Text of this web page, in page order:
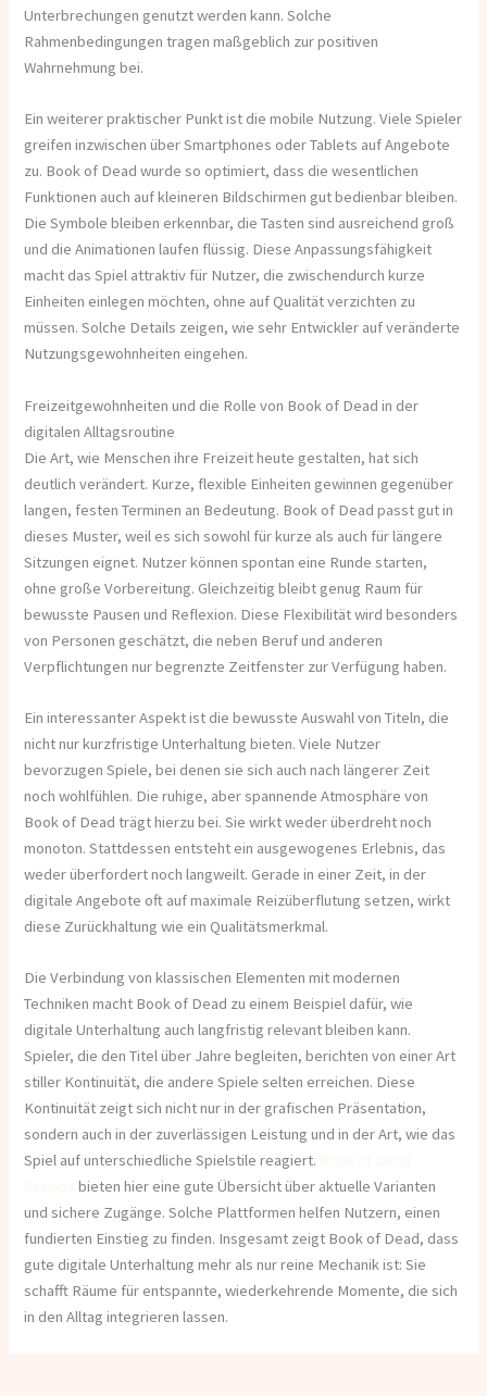
Unterbrechungen genutzt werden kann. Solche
Rahmenbedingungen tragen maßgeblich zur positiven
Wahrnehmung bei.
Ein weiterer praktischer Punkt ist die mobile Nutzung. Viele Spieler
greifen inzwischen über Smartphones oder Tablets auf Angebote
zu. Book of Dead wurde so optimiert, dass die wesentlichen
Funktionen auch auf kleineren Bildschirmen gut bedienbar bleiben.
Die Symbole bleiben erkennbar, die Tasten sind ausreichend groß
und die Animationen laufen flüssig. Diese Anpassungsfähigkeit
macht das Spiel attraktiv für Nutzer, die zwischendurch kurze
Einheiten einlegen möchten, ohne auf Qualität verzichten zu
müssen. Solche Details zeigen, wie sehr Entwickler auf veränderte
Nutzungsgewohnheiten eingehen.
Freizeitgewohnheiten und die Rolle von Book of Dead in der
digitalen Alltagsroutine
Die Art, wie Menschen ihre Freizeit heute gestalten, hat sich
deutlich verändert. Kurze, flexible Einheiten gewinnen gegenüber
langen, festen Terminen an Bedeutung. Book of Dead passt gut in
dieses Muster, weil es sich sowohl für kurze als auch für längere
Sitzungen eignet. Nutzer können spontan eine Runde starten,
ohne große Vorbereitung. Gleichzeitig bleibt genug Raum für
bewusste Pausen und Reflexion. Diese Flexibilität wird besonders
von Personen geschätzt, die neben Beruf und anderen
Verpflichtungen nur begrenzte Zeitfenster zur Verfügung haben.
Ein interessanter Aspekt ist die bewusste Auswahl von Titeln, die
nicht nur kurzfristige Unterhaltung bieten. Viele Nutzer
bevorzugen Spiele, bei denen sie sich auch nach längerer Zeit
noch wohlfühlen. Die ruhige, aber spannende Atmosphäre von
Book of Dead trägt hierzu bei. Sie wirkt weder überdreht noch
monoton. Stattdessen entsteht ein ausgewogenes Erlebnis, das
weder überfordert noch langweilt. Gerade in einer Zeit, in der
digitale Angebote oft auf maximale Reizüberflutung setzen, wirkt
diese Zurückhaltung wie ein Qualitätsmerkmal.
Die Verbindung von klassischen Elementen mit modernen
Techniken macht Book of Dead zu einem Beispiel dafür, wie
digitale Unterhaltung auch langfristig relevant bleiben kann.
Spieler, die den Titel über Jahre begleiten, berichten von einer Art
stiller Kontinuität, die andere Spiele selten erreichen. Diese
Kontinuität zeigt sich nicht nur in der grafischen Präsentation,
sondern auch in der zuverlässigen Leistung und in der Art, wie das
Spiel auf unterschiedliche Spielstile reagiert.
bieten hier eine gute Übersicht über aktuelle Varianten
und sichere Zugänge. Solche Plattformen helfen Nutzern, einen
fundierten Einstieg zu finden. Insgesamt zeigt Book of Dead, dass
gute digitale Unterhaltung mehr als nur reine Mechanik ist: Sie
schafft Räume für entspannte, wiederkehrende Momente, die sich
in den Alltag integrieren lassen.